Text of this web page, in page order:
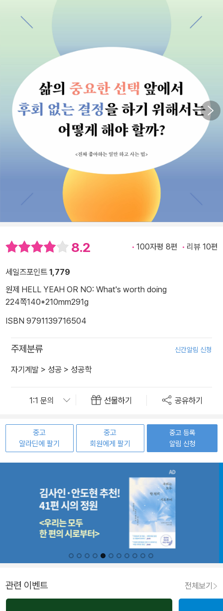
8.2 100자평 8편 리뷰 10편
세일즈포인트 1,779
원제 HELL YEAH OR NO: What's worth doing
224쪽140*210mm291g
ISBN 9791139716504
주제분류 신간알림 신청
자기계발 > 성공 > 성공학
선물하기 공유하기
중고
알라딘에 팔기
중고
회원에게 팔기
중고 등록
알림 신청
관련 이벤트 전체보기